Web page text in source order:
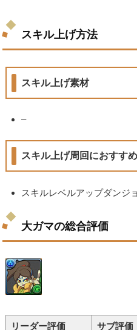
スキル上げ方法
スキル上げ素材
–
スキル上げ周回におすす
スキルレベルアップダンジ
大ガマの総合評価
リーダー評価 サブ評価